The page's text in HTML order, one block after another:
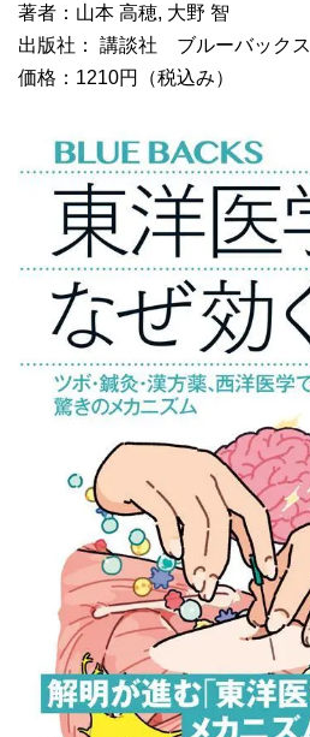
著者：山本 高穂, 大野 智
出版社： 講談社 ブルーバックス
価格：1210円（税込み）